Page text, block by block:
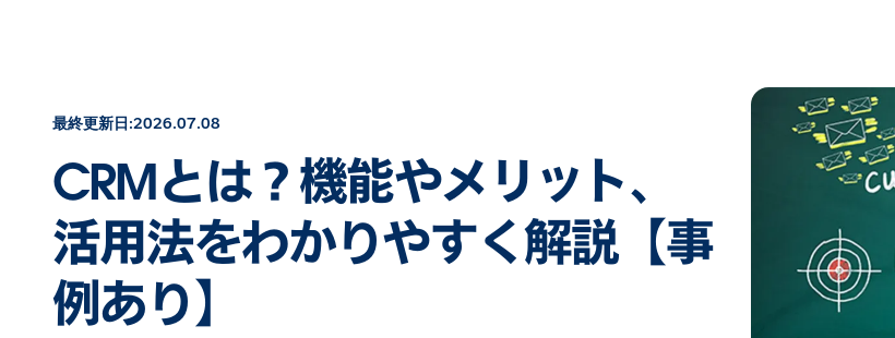
最終更新日:2026.07.08
CRMとは？機能やメリット、
活用法をわかりやすく解説【事
例あり】